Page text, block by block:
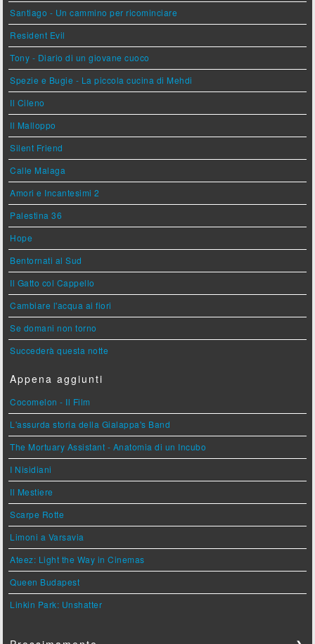
Santiago - Un cammino per ricominciare
Resident Evil
Tony - Diario di un giovane cuoco
Spezie e Bugie - La piccola cucina di Mehdi
Il Cileno
Il Malloppo
Silent Friend
Calle Malaga
Amori e Incantesimi 2
Palestina 36
Hope
Bentornati al Sud
Il Gatto col Cappello
Cambiare l'acqua ai fiori
Se domani non torno
Succederà questa notte
Appena aggiunti
Cocomelon - Il Film
L'assurda storia della Gialappa's Band
The Mortuary Assistant - Anatomia di un Incubo
I Nisidiani
Il Mestiere
Scarpe Rotte
Limoni a Varsavia
Ateez: Light the Way in Cinemas
Queen Budapest
Linkin Park: Unshatter